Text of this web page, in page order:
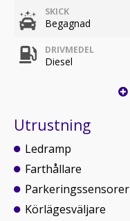
SKICK
Begagnad
DRIVMEDEL
Diesel
Utrustning
Ledramp
Farthållare
Parkeringssensorer
Körlägesväljare